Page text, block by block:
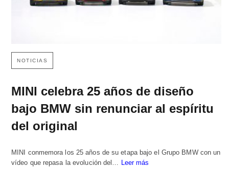
NOTICIAS
MINI celebra 25 años de diseño
bajo BMW sin renunciar al espíritu
del original
MINI conmemora los 25 años de su etapa bajo el Grupo BMW con un
vídeo que repasa la evolución del… Leer más